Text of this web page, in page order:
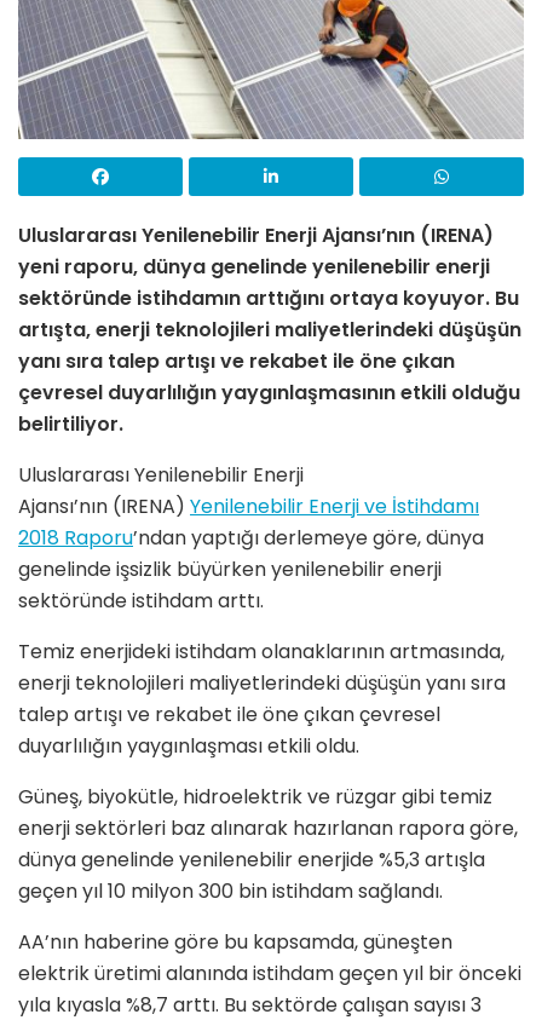
Uluslararası Yenilenebilir Enerji Ajansı’nın (IRENA)
yeni raporu, dünya genelinde yenilenebilir enerji
sektöründe istihdamın arttığını ortaya koyuyor. Bu
artışta, enerji teknolojileri maliyetlerindeki düşüşün
yanı sıra talep artışı ve rekabet ile öne çıkan
çevresel duyarlılığın yaygınlaşmasının etkili olduğu
belirtiliyor.
Uluslararası Yenilenebilir Enerji
Ajansı’nın (IRENA) Yenilenebilir Enerji ve İstihdamı
2018 Raporu’ndan yaptığı derlemeye göre, dünya
genelinde işsizlik büyürken yenilenebilir enerji
sektöründe istihdam arttı.
Temiz enerjideki istihdam olanaklarının artmasında,
enerji teknolojileri maliyetlerindeki düşüşün yanı sıra
talep artışı ve rekabet ile öne çıkan çevresel
duyarlılığın yaygınlaşması etkili oldu.
Güneş, biyokütle, hidroelektrik ve rüzgar gibi temiz
enerji sektörleri baz alınarak hazırlanan rapora göre,
dünya genelinde yenilenebilir enerjide %5,3 artışla
geçen yıl 10 milyon 300 bin istihdam sağlandı.
AA’nın haberine göre bu kapsamda, güneşten
elektrik üretimi alanında istihdam geçen yıl bir önceki
yıla kıyasla %8,7 arttı. Bu sektörde çalışan sayısı 3